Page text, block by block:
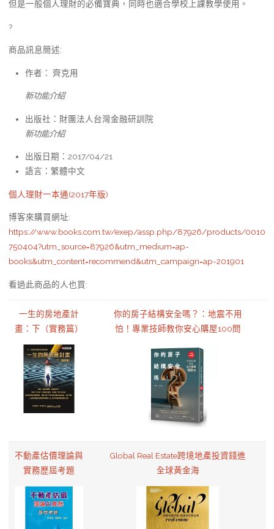
但是一般個人理財的必備寶典，同時也適合學校上課教學使用。
?
商品訊息簡述:
作者： 齊克用
新功能介紹
出版社： 財團法人台灣金融研訓院
新功能介紹
出版日期：2017/04/21
語言：繁體中文
個人理財一本通(2017年版)
博客來購買網址:
https://www.books.com.tw/exep/assp.php/87926/products/0010
750404?utm_source=87926&utm_medium=ap-
books&utm_content=recommend&utm_campaign=ap-201901
看過此商品的人也買:
一生的房地產計
畫：下（實務篇）
你的房子結構安全嗎？：地震不用
怕！專業技師教你安心購屋100問
不動產估價理論與
實務歷屆考題
Global Real Estate跨境地產投資錢進
全球黃金海